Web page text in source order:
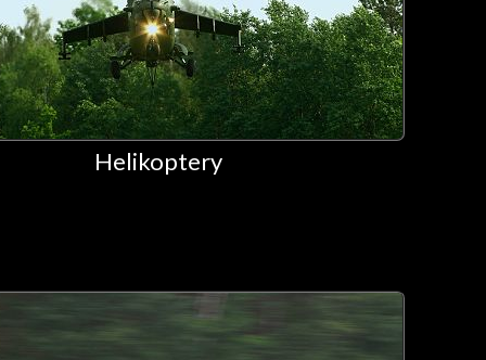
Helikoptery